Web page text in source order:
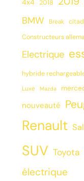
4x4 2018
BMW Break
Constructeurs
Electrique
hybride
Luxe Mazda
nouveauté
Renault
SUV Toyota
électrique